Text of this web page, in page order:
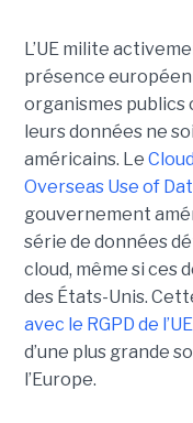
L’UE milite
présence
organismes publics
leurs données ne
américains. Le
Overseas Use of
gouvernement
série de données
cloud, même si ces
des États-Unis.
avec le RGPD de l’UE
d’une plus grande
l’Europe.